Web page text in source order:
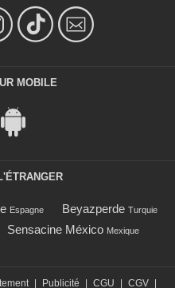
MOBILE
Espagne Beyazperde Turquie
Sensacine México Mexique
Publicité CGU CGV